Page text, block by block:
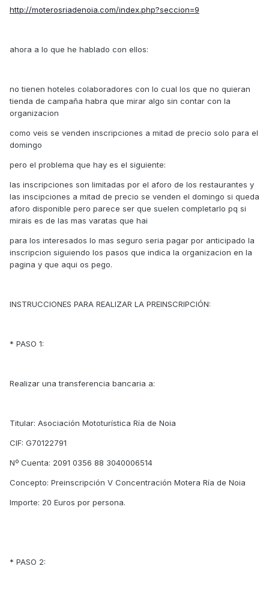
http://moterosriadenoia.com/index.php?seccion=9
ahora a lo que he hablado con ellos:
no tienen hoteles colaboradores con lo cual los que no quieran
tienda de campaña habra que mirar algo sin contar con la
organizacion
como veis se venden inscripciones a mitad de precio solo para el
domingo
pero el problema que hay es el siguiente:
las inscripciones son limitadas por el aforo de los restaurantes y
las inscipciones a mitad de precio se venden el domingo si queda
aforo disponible pero parece ser que suelen completarlo pq si
mirais es de las mas varatas que hai
para los interesados lo mas seguro seria pagar por anticipado la
inscripcion siguiendo los pasos que indica la organizacion en la
pagina y que aqui os pego.
INSTRUCCIONES PARA REALIZAR LA PREINSCRIPCIÓN:
* PASO 1:
Realizar una transferencia bancaria a:
Titular: Asociación Mototurística Ría de Noia
CIF: G70122791
Nº Cuenta: 2091 0356 88 3040006514
Concepto: Preinscripción V Concentración Motera Ría de Noia
Importe: 20 Euros por persona.
* PASO 2: